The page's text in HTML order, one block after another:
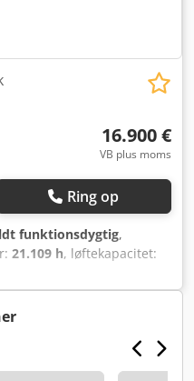
16.900 €
VB plus moms
Ring op
funktionsdygtig,
21.109 h, løftekapacitet:
2.850 mm,
gaffellængde:
stablestapler Lastens
klasse 3 = 2.500 - 4.999
Tilstand: Klar